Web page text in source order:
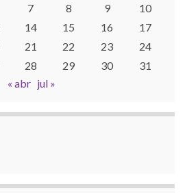
7 8 9
10
14 15 16
17
21 22 23
24
28 29 30
31
« abr jul »